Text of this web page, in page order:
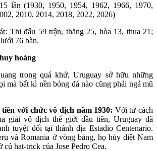
lần (1930, 1950, 1954, 1962, 1966, 1970,
2010, 2014, 2018, 2022, 2026)
Thi đấu 59 trận, thắng 25, hòa 13, thua 21;
76 bàn.
hoàng
trong quá khứ, Uruguay sở hữu những
mà bất kì nền bóng đá nào cũng phải ngả mũ
với chức vô địch năm 1930: Với tư cách
giải vô địch thế giới đầu tiên, Uruguay đã
tuyệt đối tại thánh địa Estadio Centenario.
và Romania ở vòng bảng, họ hủy diệt Nam
hat-trick của Jose Pedro Cea.